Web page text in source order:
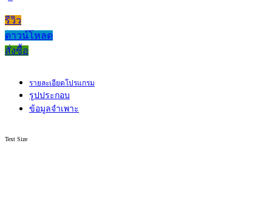
รีวิว
ดาวน์โหลด
สั่งซื้อ
รายละเอียดโปรแกรม
รูปประกอบ
ข้อมูลจำเพาะ
Text Size